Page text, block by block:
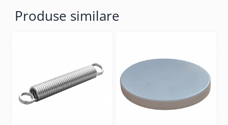
Produse similare